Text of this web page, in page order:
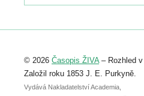
Registrovat se můžete do 6.
abstraktu přihlášené přednášky
posteru je už 30. června.
© 2026 Časopis ŽIVA– Rozhled v
Založil roku 1853 J. E. Purkyně.
Vydává Nakladatelství Academia,